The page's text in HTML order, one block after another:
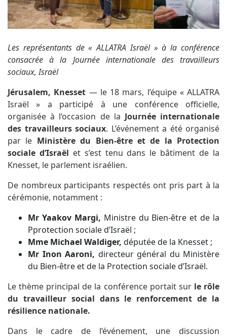
Les représentants de « ALLATRA Israël » à la conférence
consacrée à la Journée internationale des travailleurs
sociaux, Israël
Jérusalem, Knesset — le 18 mars, l’équipe « ALLATRA
Israël » a participé à une conférence officielle,
organisée à l’occasion de la Journée internationale
des travailleurs sociaux. L’événement a été organisé
par le Ministère du Bien-être et de la Protection
sociale d’Israël et s’est tenu dans le bâtiment de la
Knesset, le parlement israélien.
De nombreux participants respectés ont pris part à la
cérémonie, notamment :
Mr Yaakov Margi, Ministre du Bien-être et de la
Pprotection sociale d’Israël ;
Mme Michael Waldiger, députée de la Knesset ;
Mr Inon Aaroni, directeur général du Ministère
du Bien-être et de la Protection sociale d’Israël.
Le thème principal de la conférence portait sur le rôle
du travailleur social dans le renforcement de la
résilience nationale.
Dans le cadre de l’événement, une discussion